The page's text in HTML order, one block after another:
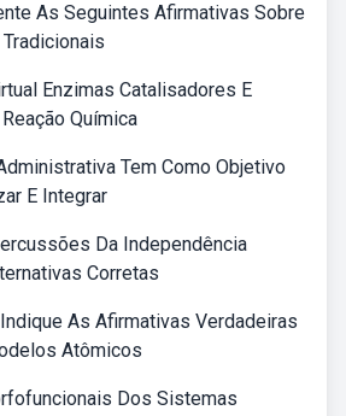
As Seguintes Afirmativas Sobre
Enzimas Catalisadores E
Química
Tem Como Objetivo
E Integrar
Da Independência
Corretas
As Afirmativas Verdadeiras
Atômicos
Dos Sistemas